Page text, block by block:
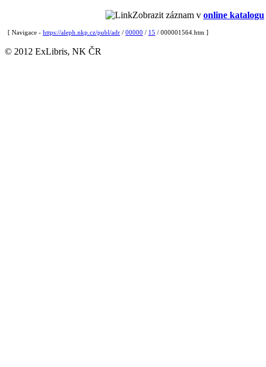
Zobrazit záznam v online katalogu
[ Navigace - https://aleph.nkp.cz/publ/adr / 00000 / 15 / 000001564.htm ]
© 2012 ExLibris, NK ČR